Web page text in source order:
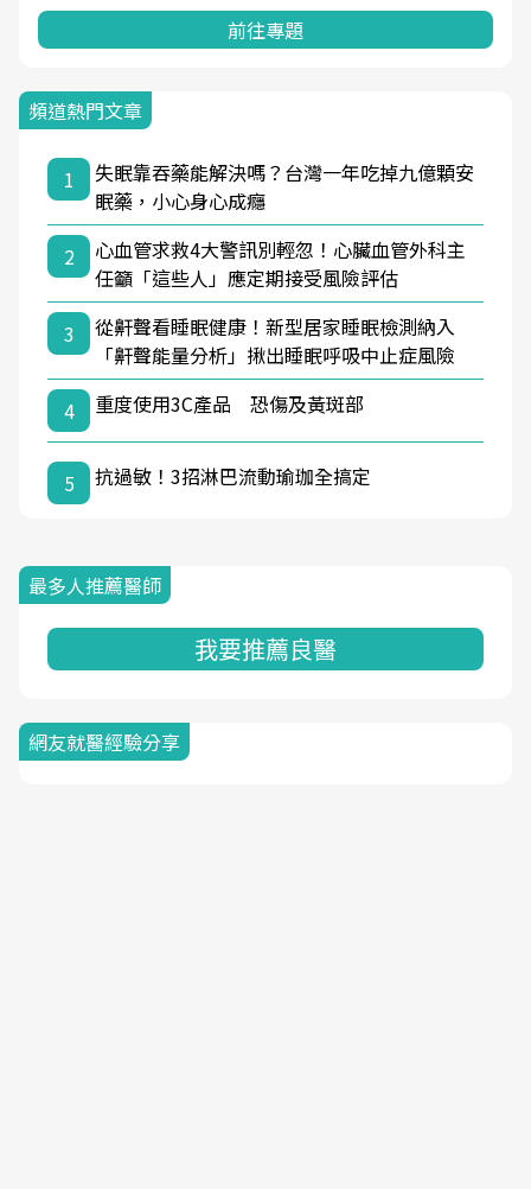
前往專題
頻道熱門文章
1
失眠靠吞藥能解決嗎？台灣一年吃掉九億顆安
眠藥，小心身心成癮
2
心血管求救4大警訊別輕忽！心臟血管外科主
任籲「這些人」應定期接受風險評估
3
從鼾聲看睡眠健康！新型居家睡眠檢測納入
「鼾聲能量分析」揪出睡眠呼吸中止症風險
4
重度使用3C產品 恐傷及黃斑部
5 抗過敏！3招淋巴流動瑜珈全搞定
最多人推薦醫師
我要推薦良醫
網友就醫經驗分享